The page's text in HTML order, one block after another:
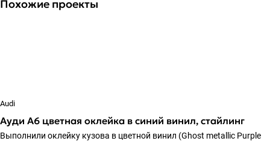
Похожие проекты
Audi
Ауди А6 цветная оклейка в синий винил, стайлинг
Выполнили оклейку кузова в цветной винил (Ghost metallic Purple